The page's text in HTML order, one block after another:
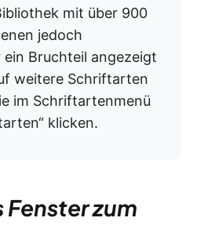
mit über 900
jedoch
Bruchteil angezeigt
weitere Schriftarten
im Schriftartenmenü
klicken.
zum